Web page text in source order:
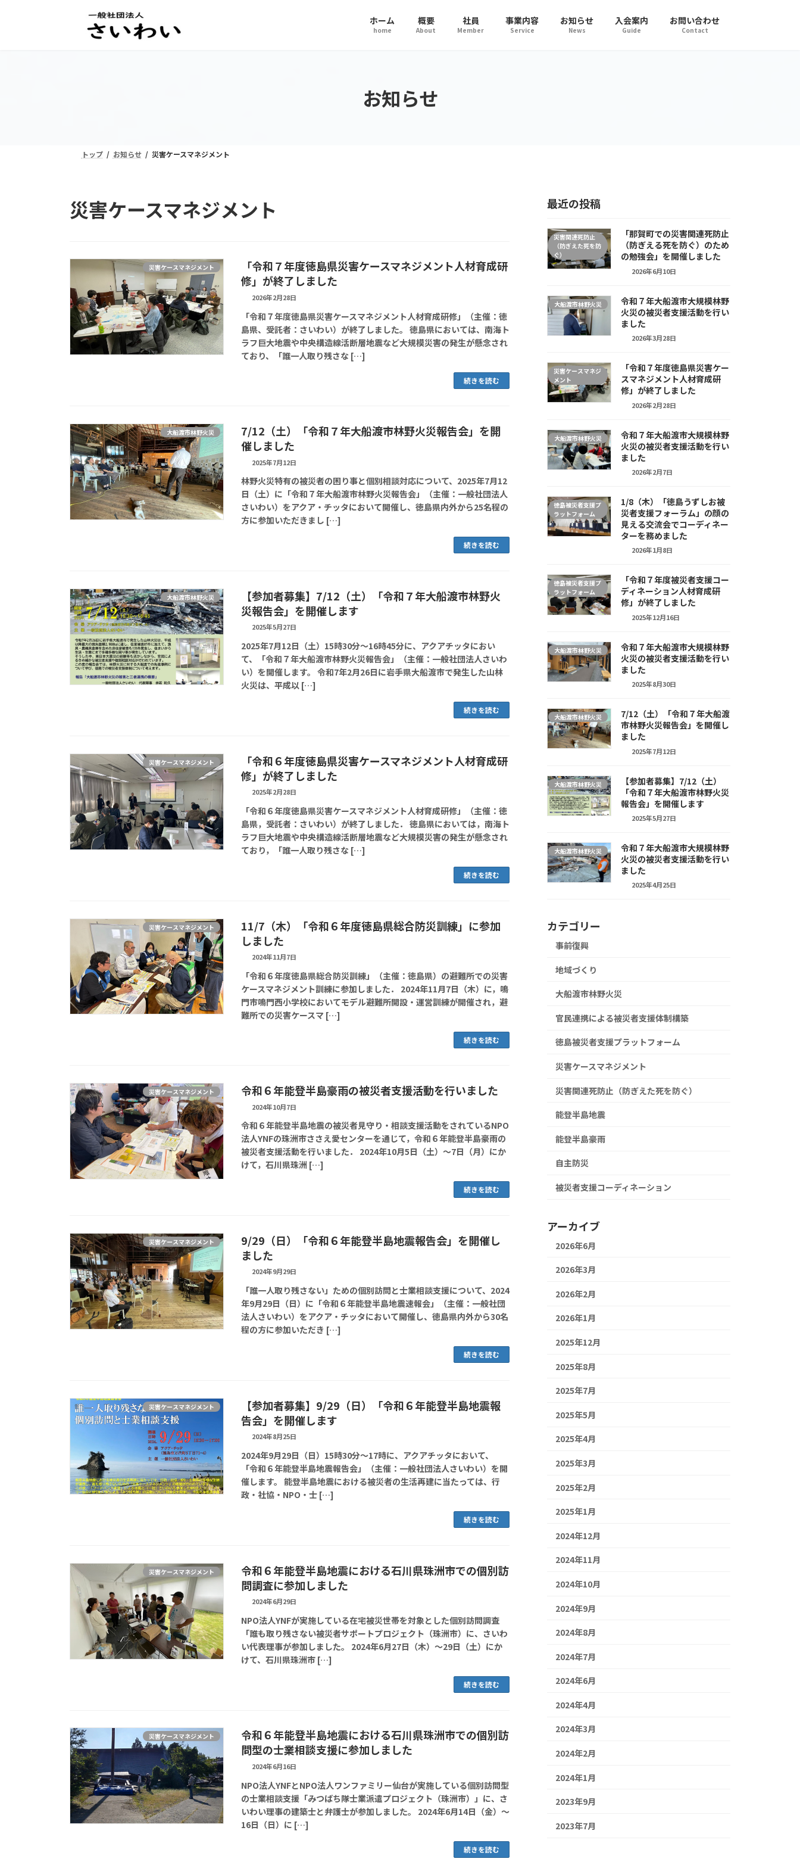
ホーム
home
概要
About
社員
Member
事業内容
Service
お知らせ
News
入会案内
Guide
お問い合わせ
Contact
お知らせ
トップ お知らせ 災害ケースマネジメント
災害ケースマネジメント
災害ケースマネジメント
「令和７年度徳島県災害ケースマネジメント人材育成研
修」が終了しました
2026年2月28日
「令和７年度徳島県災害ケースマネジメント人材育成研修」（主催：徳
島県、受託者：さいわい）が終了しました。 徳島県においては、南海ト
ラフ巨大地震や中央構造線活断層地震など大規模災害の発生が懸念され
ており、「誰一人取り残さな […]
続きを読む
大船渡市林野火災
7/12（土）「令和７年大船渡市林野火災報告会」を開
催しました
2025年7月12日
林野火災特有の被災者の困り事と個別相談対応について、2025年7月12
日（土）に「令和７年大船渡市林野火災報告会」（主催：一般社団法人
さいわい）をアクア・チッタにおいて開催し、徳島県内外から25名程の
方に参加いただきまし […]
続きを読む
大船渡市林野火災
【参加者募集】7/12（土）「令和７年大船渡市林野火
災報告会」を開催します
2025年5月27日
2025年7月12日（土）15時30分～16時45分に、アクアチッタにおい
て、「令和７年大船渡市林野火災報告会」（主催：一般社団法人さいわ
い）を開催します。 令和7年2月26日に岩手県大船渡市で発生した山林
火災は、平成以 […]
続きを読む
災害ケースマネジメント
「令和６年度徳島県災害ケースマネジメント人材育成研
修」が終了しました
2025年2月28日
「令和６年度徳島県災害ケースマネジメント人材育成研修」（主催：徳
島県，受託者：さいわい）が終了しました． 徳島県においては，南海ト
ラフ巨大地震や中央構造線活断層地震など大規模災害の発生が懸念され
ており，「誰一人取り残さな […]
続きを読む
災害ケースマネジメント
11/7（木）「令和６年度徳島県総合防災訓練」に参加
しました
2024年11月7日
「令和６年度徳島県総合防災訓練」（主催：徳島県）の避難所での災害
ケースマネジメント訓練に参加しました． 2024年11月7日（木）に，鳴
門市鳴門西小学校においてモデル避難所開設・運営訓練が開催され，避
難所での災害ケースマ […]
続きを読む
災害ケースマネジメント 令和６年能登半島豪雨の被災者支援活動を行いました
2024年10月7日
令和６年能登半島地震の被災者見守り・相談支援活動をされているNPO
法人YNFの珠洲市ささえ愛センターを通じて，令和６年能登半島豪雨の
被災者支援活動を行いました． 2024年10月5日（土）～7日（月）にか
けて，石川県珠洲 […]
続きを読む
災害ケースマネジメント
9/29（日）「令和６年能登半島地震報告会」を開催し
ました
2024年9月29日
「誰一人取り残さない」ための個別訪問と士業相談支援について、2024
年9月29日（日）に「令和６年能登半島地震速報会」（主催：一般社団
法人さいわい）をアクア・チッタにおいて開催し、徳島県内外から30名
程の方に参加いただき […]
続きを読む
災害ケースマネジメント
【参加者募集】9/29（日）「令和６年能登半島地震報
告会」を開催します
2024年8月25日
2024年9月29日（日）15時30分～17時に、アクアチッタにおいて、
「令和６年能登半島地震報告会」（主催：一般社団法人さいわい）を開
催します。 能登半島地震における被災者の生活再建に当たっては、行
政・社協・NPO・士 […]
続きを読む
災害ケースマネジメント
令和６年能登半島地震における石川県珠洲市での個別訪
問調査に参加しました
2024年6月29日
NPO法人YNFが実施している在宅被災世帯を対象とした個別訪問調査
「誰も取り残さない被災者サポートプロジェクト（珠洲市）に、さいわ
い代表理事が参加しました。 2024年6月27日（木）～29日（土）にか
けて、石川県珠洲市 […]
続きを読む
災害ケースマネジメント
令和６年能登半島地震における石川県珠洲市での個別訪
問型の士業相談支援に参加しました
2024年6月16日
NPO法人YNFとNPO法人ワンファミリー仙台が実施している個別訪問型
の士業相談支援「みつばち隊士業派遣プロジェクト（珠洲市）」に、さ
いわい理事の建築士と弁護士が参加しました。 2024年6月14日（金）～
16日（日）に […]
続きを読む
最近の投稿
災害関連死防止
（防ぎえた死を防
ぐ）
「那賀町での災害関連死防止
（防ぎえる死を防ぐ）のため
の勉強会」を開催しました
2026年6月10日
大船渡市林野火災
令和７年大船渡市大規模林野
火災の被災者支援活動を行い
ました
2026年3月28日
災害ケースマネジ
メント
「令和７年度徳島県災害ケー
スマネジメント人材育成研
修」が終了しました
2026年2月28日
大船渡市林野火災
令和７年大船渡市大規模林野
火災の被災者支援活動を行い
ました
2026年2月7日
徳島被災者支援プ
ラットフォーム
1/8（木）「徳島うずしお被
災者支援フォーラム」の顔の
見える交流会でコーディネー
ターを務めました
2026年1月8日
徳島被災者支援プ
ラットフォーム
「令和７年度被災者支援コー
ディネーション人材育成研
修」が終了しました
2025年12月16日
大船渡市林野火災
令和７年大船渡市大規模林野
火災の被災者支援活動を行い
ました
2025年8月30日
大船渡市林野火災
7/12（土）「令和７年大船渡
市林野火災報告会」を開催し
ました
2025年7月12日
大船渡市林野火災
【参加者募集】7/12（土）
「令和７年大船渡市林野火災
報告会」を開催します
2025年5月27日
大船渡市林野火災
令和７年大船渡市大規模林野
火災の被災者支援活動を行い
ました
2025年4月25日
カテゴリー
事前復興
地域づくり
大船渡市林野火災
官民連携による被災者支援体制構築
徳島被災者支援プラットフォーム
災害ケースマネジメント
災害関連死防止（防ぎえた死を防ぐ）
能登半島地震
能登半島豪雨
自主防災
被災者支援コーディネーション
アーカイブ
2026年6月
2026年3月
2026年2月
2026年1月
2025年12月
2025年8月
2025年7月
2025年5月
2025年4月
2025年3月
2025年2月
2025年1月
2024年12月
2024年11月
2024年10月
2024年9月
2024年8月
2024年7月
2024年6月
2024年4月
2024年3月
2024年2月
2024年1月
2023年9月
2023年7月